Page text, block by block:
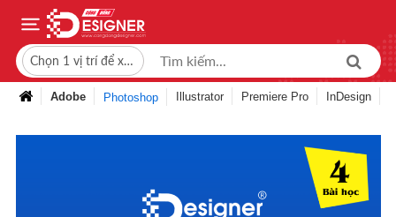
Chọn 1 vị trí để xem giá bán
Adobe Photoshop Illustrator Premiere Pro InDesign